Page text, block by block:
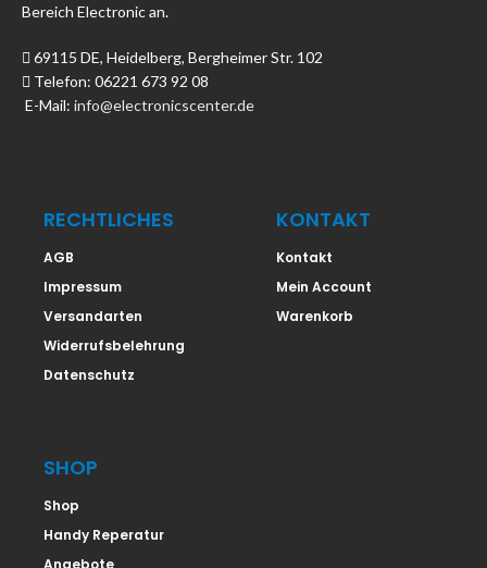
Bereich Electronic an.
69115 DE, Heidelberg, Bergheimer Str. 102
Telefon: 06221 673 92 08
E-Mail:info@electronicscenter.de
RECHTLICHES
AGB
Impressum
Versandarten
Widerrufsbelehrung
Datenschutz
KONTAKT
Kontakt
Mein Account
Warenkorb
SHOP
Shop
Handy Reperatur